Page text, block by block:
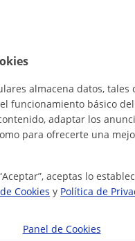
en Gestión
y aprender, estoy
ya que
para la...
almacena datos, tales
funcionamiento básico
adaptar los
para ofrecerte una
aceptas lo
Cookies y Política de
Panel de Cookies